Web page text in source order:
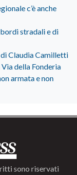
c’è anche
stradali e di
Claudia Camilletti
della Fonderia
armata e non
sono riservati